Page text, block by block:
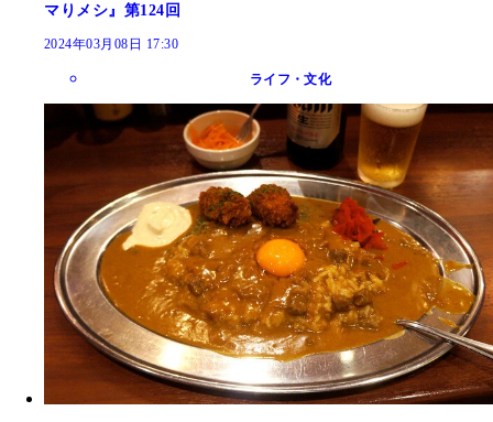
マりメシ』第124回
2024年03月08日 17:30
ライフ・文化